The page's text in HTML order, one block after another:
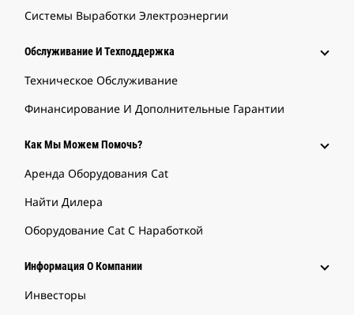
Системы Выработки Электроэнергии
Обслуживание И Техподдержка
Техническое Обслуживание
Финансирование И Дополнительные Гарантии
Как Мы Можем Помочь?
Аренда Оборудования Cat
Найти Дилера
Оборудование Cat С Наработкой
Информация О Компании
Инвесторы